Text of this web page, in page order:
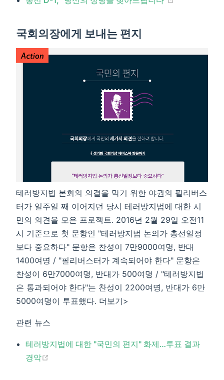
국회의장에게 보내는 편지
테러방지법 본회의 의결을 막기 위한 야권의 필리버스
터가 일주일 째 이어지던 당시 테러방지법에 대한 시
민의 의견을 모은 프로젝트. 2016년 2월 29일 오전11
시 기준으로 첫 문항인 "테러방지법 논의가 총선일정
보다 중요하다" 문항은 찬성이 7만9000여명, 반대
1400여명 / "필리버스터가 계속되어야 한다" 문항은
찬성이 6만7000여명, 반대가 500여명 / "테러방지법
은 통과되어야 한다"는 찬성이 2200여명, 반대가 6만
5000여명이 투표했다. 더보기>​
관련 뉴스
테러방지법에 대한 "국민의 편지" 화제…투표 결과
경악